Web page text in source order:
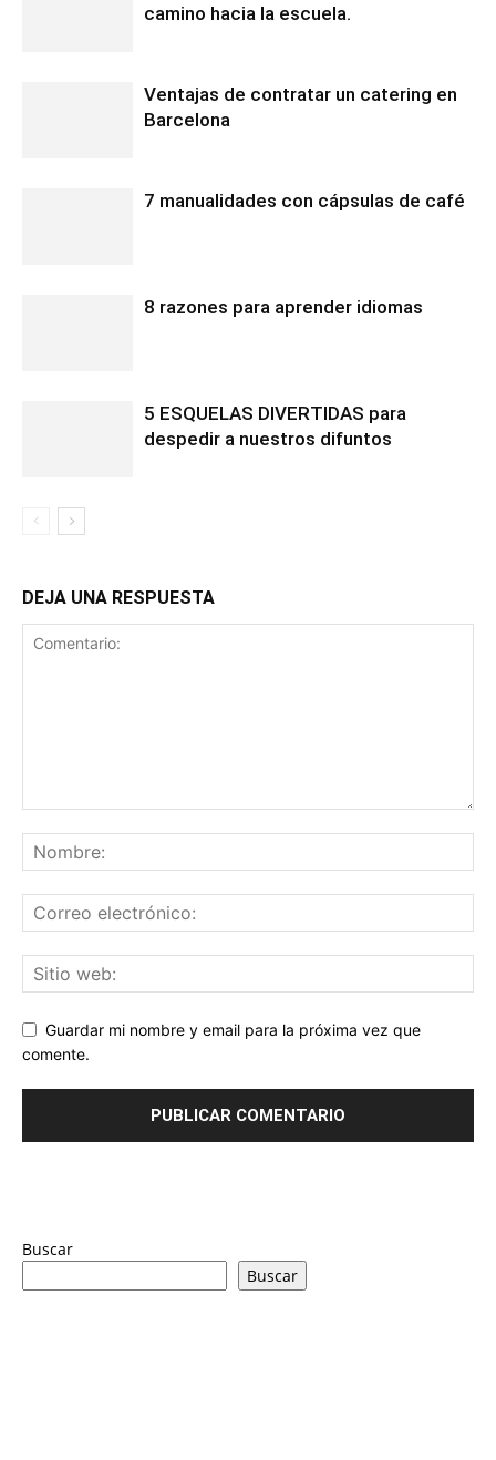
camino hacia la escuela.
Ventajas de contratar un catering en
Barcelona
7 manualidades con cápsulas de café
8 razones para aprender idiomas
5 ESQUELAS DIVERTIDAS para
despedir a nuestros difuntos
DEJA UNA RESPUESTA
Guardar mi nombre y email para la próxima vez que
comente.
Buscar
Buscar